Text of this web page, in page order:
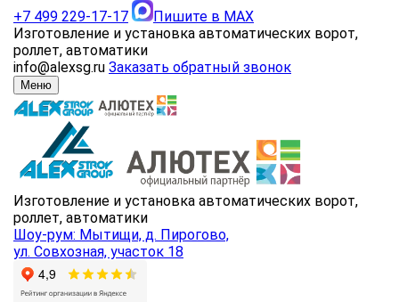
+7 499 229-17-17
Пишите в MAX
Изготовление и установка автоматических ворот,
роллет, автоматики
info@alexsg.ru Заказать обратный звонок
Меню
Изготовление и установка автоматических ворот,
роллет, автоматики
Шоу-рум: Мытищи, д. Пирогово,
ул. Совхозная, участок 18